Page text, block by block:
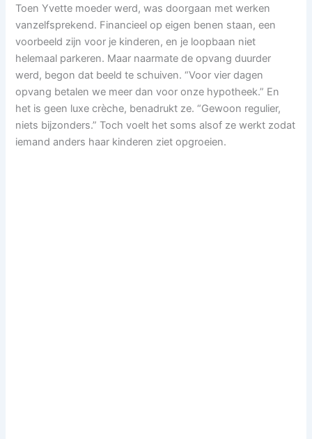
Toen Yvette moeder werd, was doorgaan met werken
vanzelfsprekend. Financieel op eigen benen staan, een
voorbeeld zijn voor je kinderen, en je loopbaan niet
helemaal parkeren. Maar naarmate de opvang duurder
werd, begon dat beeld te schuiven. “Voor vier dagen
opvang betalen we meer dan voor onze hypotheek.” En
het is geen luxe crèche, benadrukt ze. “Gewoon regulier,
niets bijzonders.” Toch voelt het soms alsof ze werkt zodat
iemand anders haar kinderen ziet opgroeien.